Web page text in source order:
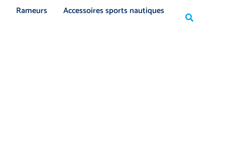
Rameurs
Accessoires sports nautiques
Rechercher
Rechercher